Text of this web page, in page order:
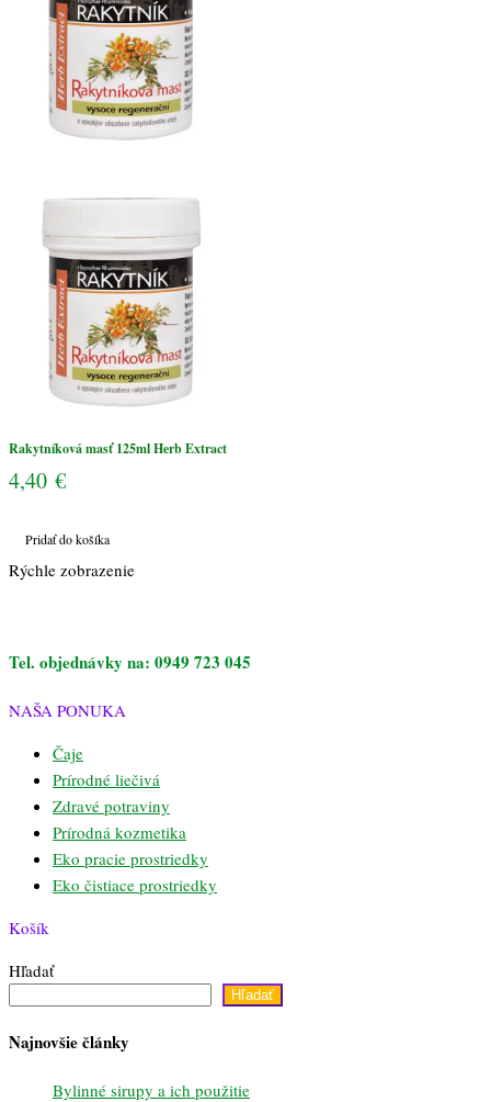
Rakytníková masť 125ml Herb Extract
4,40 €
Pridať do košíka
Rýchle zobrazenie
Tel. objednávky na: 0949 723 045
NAŠA PONUKA
Čaje
Prírodné liečivá
Zdravé potraviny
Prírodná kozmetika
Eko pracie prostriedky
Eko čistiace prostriedky
Košík
Hľadať
Hľadať
Najnovšie články
Bylinné sirupy a ich použitie